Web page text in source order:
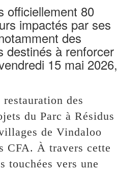
officiellement 80
impactés par ses
des
destinés à renforcer
15 mai 2026,
des
du Parc à Résidus
de Vindaloo
CFA. À travers cette
touchées vers une